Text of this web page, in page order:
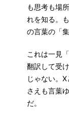
も思考も場
れを知る。
の言葉の「
これは一見
翻訳して受
じゃない。
さえも言葉
だ。